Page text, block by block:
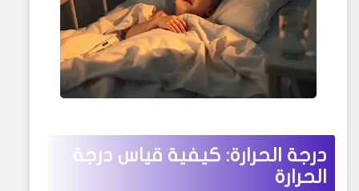
درجة الحرارة: كيفية قياس درجة
الحرارة